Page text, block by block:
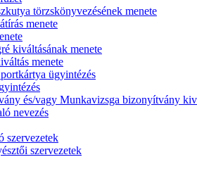
törzskönyvezésének menete
menete
kiváltásának menete
menete
ügyintézés
és/vagy Munkavizsga bizonyítvány
nevezés
szervezetek
szervezetek